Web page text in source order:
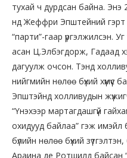
тухай ч дурдсан байна. Энэ
нд Жеффри Эпштейний гэрт
“парти”-гаар үргэлжилсэн.
асан Ц.Элбэгдорж, Гадаад
дагуулж очсон. Тэнд
нийгмийн нөлөө бүхий
Эпштэйнд холливудын
“Үнэхээр мартагдашгүй
охидууд байлаа” гэж
бүлийн нөлөө бүхий
Араина де Ротшилд байсан